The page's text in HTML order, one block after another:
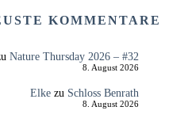
KOMMENTARE
Nature Thursday 2026 – #32
8. August 2026
Elkezu Schloss Benrath
8. August 2026